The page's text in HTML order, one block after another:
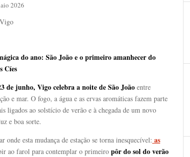
2026
do ano: São João e o primeiro amanhecer do
Cíes
de junho, Vigo celebra a noite de São João entre
e mar. O fogo, a água e as ervas aromáticas fazem parte
ligados ao solstício de verão e à chegada de um novo
e boa sorte.
onde esta mudança de estação se torna inesquecível: as
ao farol para contemplar o primeiro pôr do sol do verão